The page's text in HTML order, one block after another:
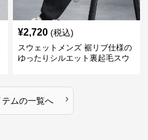
¥2,720 (税込)
スウェットメンズ 裾リブ仕様の
ゆったりシルエット裏起毛スウ
テムの一覧へ ›